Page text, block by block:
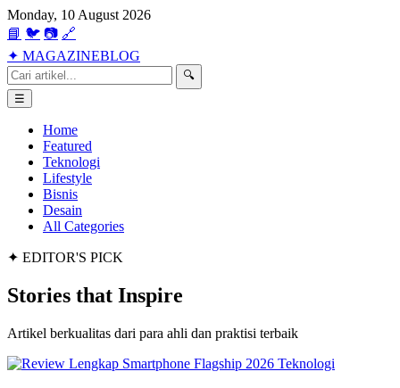
Monday, 10 August 2026
📘 🐦 📷 🔗
✦ MAGAZINEBLOG
🔍
☰
Home
Featured
Teknologi
Lifestyle
Bisnis
Desain
All Categories
✦ EDITOR'S PICK
Stories that Inspire
Artikel berkualitas dari para ahli dan praktisi terbaik
Teknologi